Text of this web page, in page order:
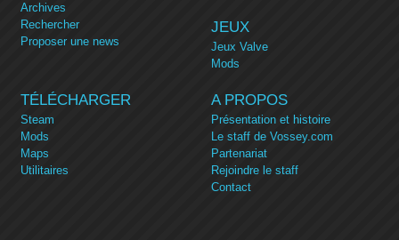
Archives
Rechercher
Proposer une news
JEUX
Jeux Valve
Mods
TÉLÉCHARGER
Steam
Mods
Maps
Utilitaires
A PROPOS
Présentation et histoire
Le staff de Vossey.com
Partenariat
Rejoindre le staff
Contact